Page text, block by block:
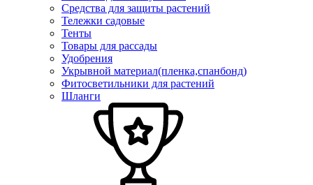
Средства для защиты растений
Тележки садовые
Тенты
Товары для рассады
Удобрения
Укрывной материал(пленка,спанбонд)
Фитосветильники для растений
Шланги